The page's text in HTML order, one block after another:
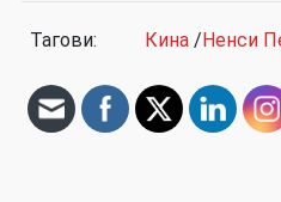
Тагови: Кина /Ненси